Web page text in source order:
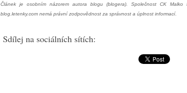
Článek je osobním názorem autora blogu (blogera). Společnost CK Malko
blog.letenky.com nemá právní zodpovědnost za správnost a úplnost informací.
Sdílej na sociálních sítích: